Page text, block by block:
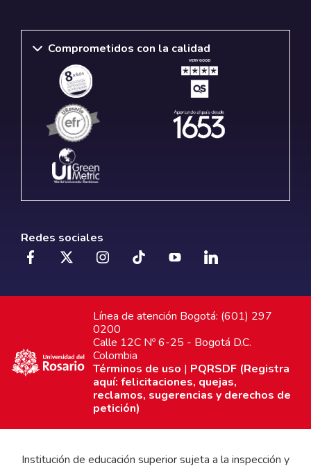
Comprometidos con la calidad
Redes sociales
Línea de atención Bogotá: (601) 297
0200
Calle 12C Nº 6-25 - Bogotá D.C.
Colombia
Términos de uso | PQRSDF (Registra
aquí: felicitaciones, quejas,
reclamos, sugerencias y derechos de
petición)
Institución de educación superior sujeta a la inspección y